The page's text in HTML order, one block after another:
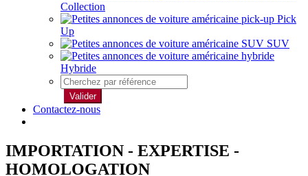
Collection
Pick
Up
SUV
Hybride
Valider
Contactez-nous
IMPORTATION - EXPERTISE -
HOMOLOGATION